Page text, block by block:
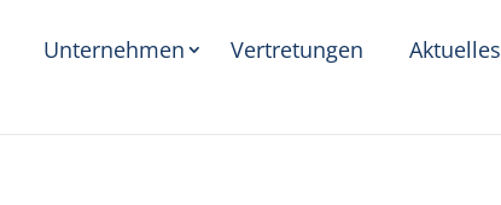
Unternehmen Vertretungen Aktuelles